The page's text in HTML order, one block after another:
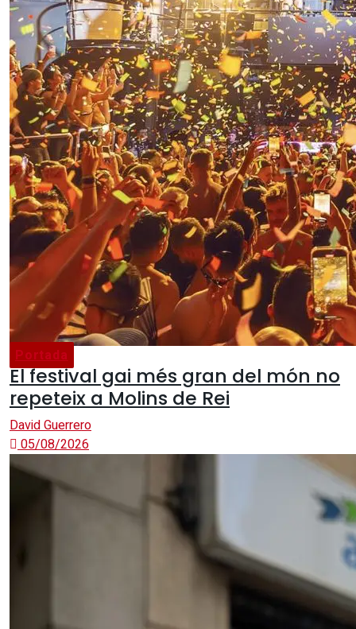
Portada
El festival gai més gran del món no
repeteix a Molins de Rei
David Guerrero
05/08/2026